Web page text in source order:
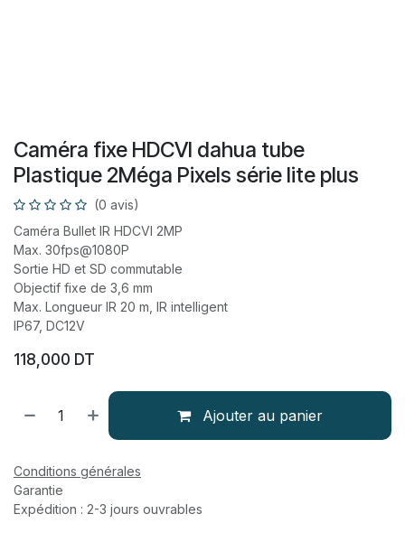
​Caméra fixe HDCVI dahua tube
Plastique 2Méga Pixels série lite plus
(0 avis)
Caméra Bullet IR HDCVI 2MP
Max. 30fps@1080P
Sortie HD et SD commutable
Objectif fixe de 3,6 mm
Max. Longueur IR 20 m, IR intelligent
IP67, DC12V
118,000 DT
Ajouter au panier
Conditions générales
Garantie
Expédition : 2-3 jours ouvrables